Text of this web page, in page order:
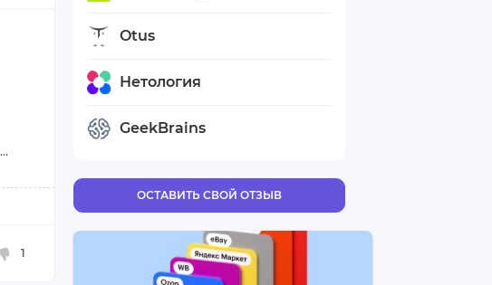
Otus
Нетология
GeekBrains
ОСТАВИТЬ СВОЙ ОТЗЫВ